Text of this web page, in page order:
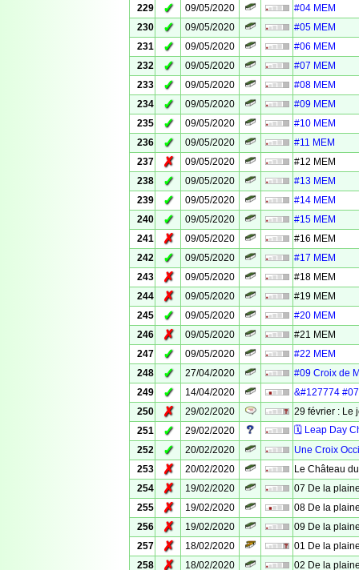
229
✓ 09/05/2020
#04 MEM
230
✓ 09/05/2020
#05 MEM
231
✓ 09/05/2020
#06 MEM
232
✓ 09/05/2020
#07 MEM
233
✓ 09/05/2020
#08 MEM
234
✓ 09/05/2020
#09 MEM
235
✓ 09/05/2020
#10 MEM
236
✓ 09/05/2020
#11 MEM
237
✗ 09/05/2020
#12 MEM
238
✓ 09/05/2020
#13 MEM
239
✓ 09/05/2020
#14 MEM
240
✓ 09/05/2020
#15 MEM
241
✗ 09/05/2020
#16 MEM
242
✓ 09/05/2020
#17 MEM
243
✗ 09/05/2020
#18 MEM
244
✗ 09/05/2020
#19 MEM
245
✓ 09/05/2020
#20 MEM
246
✗ 09/05/2020
#21 MEM
247
✓ 09/05/2020
#22 MEM
248
✓ 27/04/2020
#09 Croix de
249
✓ 14/04/2020
&#127774
250
✗ 29/02/2020
29 février : Le
251
✓ 29/02/2020
🗓 Leap Day
252
✓ 20/02/2020
Une Croix
253
✗ 20/02/2020
Le Château
254
✗ 19/02/2020
07 De la
255
✗ 19/02/2020
08 De la
256
✗ 19/02/2020
09 De la
257
✗ 18/02/2020
01 De la
258
✗ 18/02/2020
02 De la